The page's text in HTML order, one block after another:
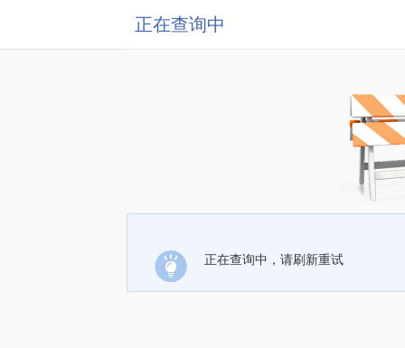
正在查询中
正在查询中，请刷新重试